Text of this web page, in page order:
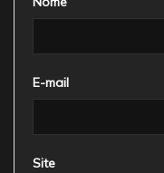
E-mail
Site